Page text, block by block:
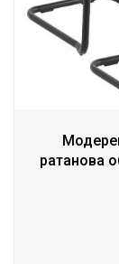
ратанова